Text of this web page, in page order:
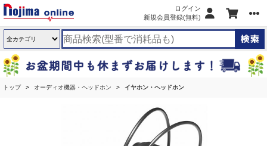
ログイン
新規会員登録(無料)
トップ オーディオ機器・ヘッドホン イヤホン・ヘッドホン